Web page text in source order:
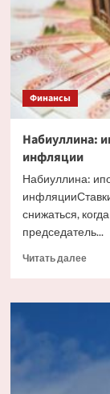
курс
Финансы
Набиуллина:
инфляции
Набиуллина:
снижаться,
председатель...
Читать далее
со